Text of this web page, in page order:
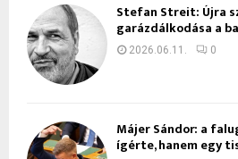
Stefan Streit: Újra
garázdálkodása a
2026.06.11. 0
Májer Sándor: a
ígérte, hanem egy